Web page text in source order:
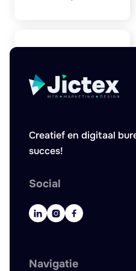
Creatief en digitaal
succes!
Social
  
Navigatie